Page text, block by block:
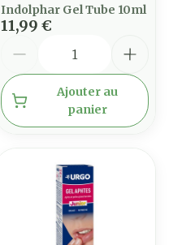
Indolphar Gel Tube 10ml
11,99 €
Ajouter au
panier